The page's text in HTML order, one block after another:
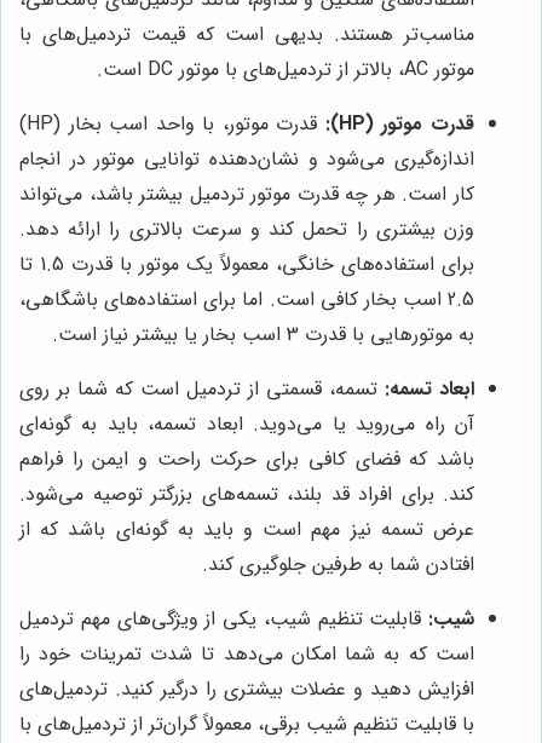
مناسب‌تر هستند. بدیهی است که قیمت تردمیل‌های با
موتور AC، بالاتر از تردمیل‌های با موتور DC است.
قدرت موتور (HP):
قدرت موتور، با واحد اسب بخار (HP)
اندازه‌گیری می‌شود و نشان‌دهنده توانایی موتور در انجام
کار است. هر چه قدرت موتور تردمیل بیشتر باشد، می‌تواند
وزن بیشتری را تحمل کند و سرعت بالاتری را ارائه دهد.
برای استفاده‌های خانگی، معمولاً یک موتور با قدرت 1.5 تا
2.5 اسب بخار کافی است. اما برای استفاده‌های باشگاهی،
به موتورهایی با قدرت 3 اسب بخار یا بیشتر نیاز است.
ابعاد تسمه: تسمه، قسمتی از تردمیل است که شما بر روی
آن راه می‌روید یا می‌دوید. ابعاد تسمه، باید به گونه‌ای
باشد که فضای کافی برای حرکت راحت و ایمن را فراهم
کند. برای افراد قد بلند، تسمه‌های بزرگتر توصیه می‌شود.
عرض تسمه نیز مهم است و باید به گونه‌ای باشد که از
افتادن شما به طرفین جلوگیری کند.
شیب: قابلیت تنظیم شیب، یکی از ویژگی‌های مهم تردمیل
است که به شما امکان می‌دهد تا شدت تمرینات خود را
افزایش دهید و عضلات بیشتری را درگیر کنید. تردمیل‌های
با قابلیت تنظیم شیب برقی، معمولاً گران‌تر از تردمیل‌های با